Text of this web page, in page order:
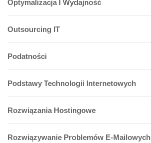
Optymalizacja I Wydajność
Outsourcing IT
Podatności
Podstawy Technologii Internetowych
Rozwiązania Hostingowe
Rozwiązywanie Problemów E-Mailowych